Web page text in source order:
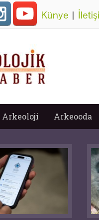
Künye |
Arkeoloji Arkeooda